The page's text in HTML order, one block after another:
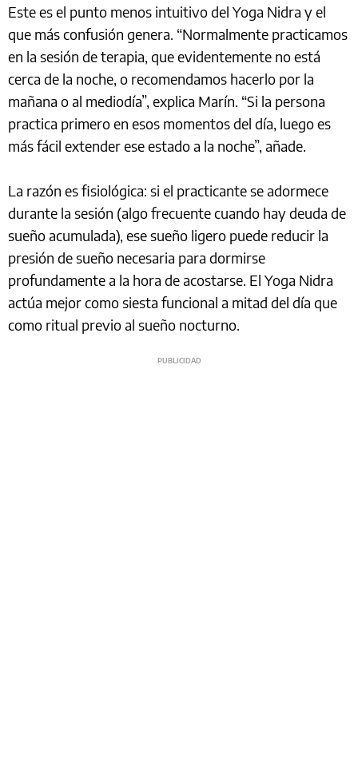
Este es el punto menos intuitivo del Yoga Nidra y el
que más confusión genera. “Normalmente practicamos
en la sesión de terapia, que evidentemente no está
cerca de la noche, o recomendamos hacerlo por la
mañana o al mediodía”, explica Marín. “Si la persona
practica primero en esos momentos del día, luego es
más fácil extender ese estado a la noche”, añade.
La razón es fisiológica: si el practicante se adormece
durante la sesión (algo frecuente cuando hay deuda de
sueño acumulada), ese sueño ligero puede reducir la
presión de sueño necesaria para dormirse
profundamente a la hora de acostarse. El Yoga Nidra
actúa mejor como siesta funcional a mitad del día que
como ritual previo al sueño nocturno.